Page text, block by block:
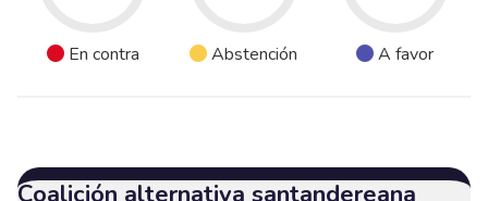
En contra Abstención A favor
Coalición alternativa santandereana